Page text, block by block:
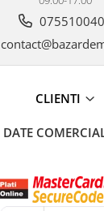
CLIENTI
DATE